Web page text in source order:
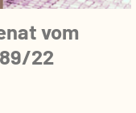
vom
22